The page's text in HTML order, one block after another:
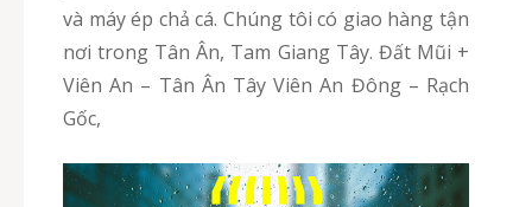
và máy ép chả cá. Chúng tôi có giao hàng tận
nơi trong Tân Ân, Tam Giang Tây. Đất Mũi +
Viên An – Tân Ân Tây Viên An Đông – Rạch
Gốc,